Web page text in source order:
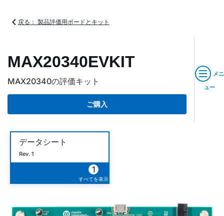
戻る： 製品評価用ボードとキット
MAX20340EVKIT
MAX20340の評価キット
ご購入
メニ
ュー
データシート
Rev. 1
1
すべてを表示